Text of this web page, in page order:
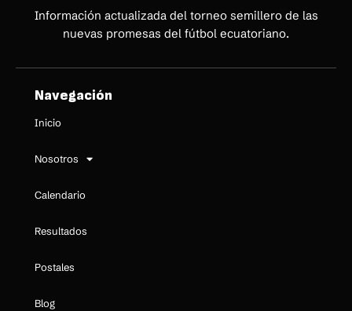
Información actualizada del torneo semillero de las
nuevas promesas del fútbol ecuatoriano.
Navegación
Inicio
Nosotros
Calendario
Resultados
Postales
Blog